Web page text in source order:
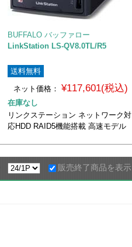
BUFFALO バッファロー
LinkStation LS-QV8.0TL/R5
送料無料
ネット価格：
¥117,601(税込)
在庫なし
リンクステーション ネットワーク対
応HDD RAID5機能搭載 高速モデル
販売終了商品を表